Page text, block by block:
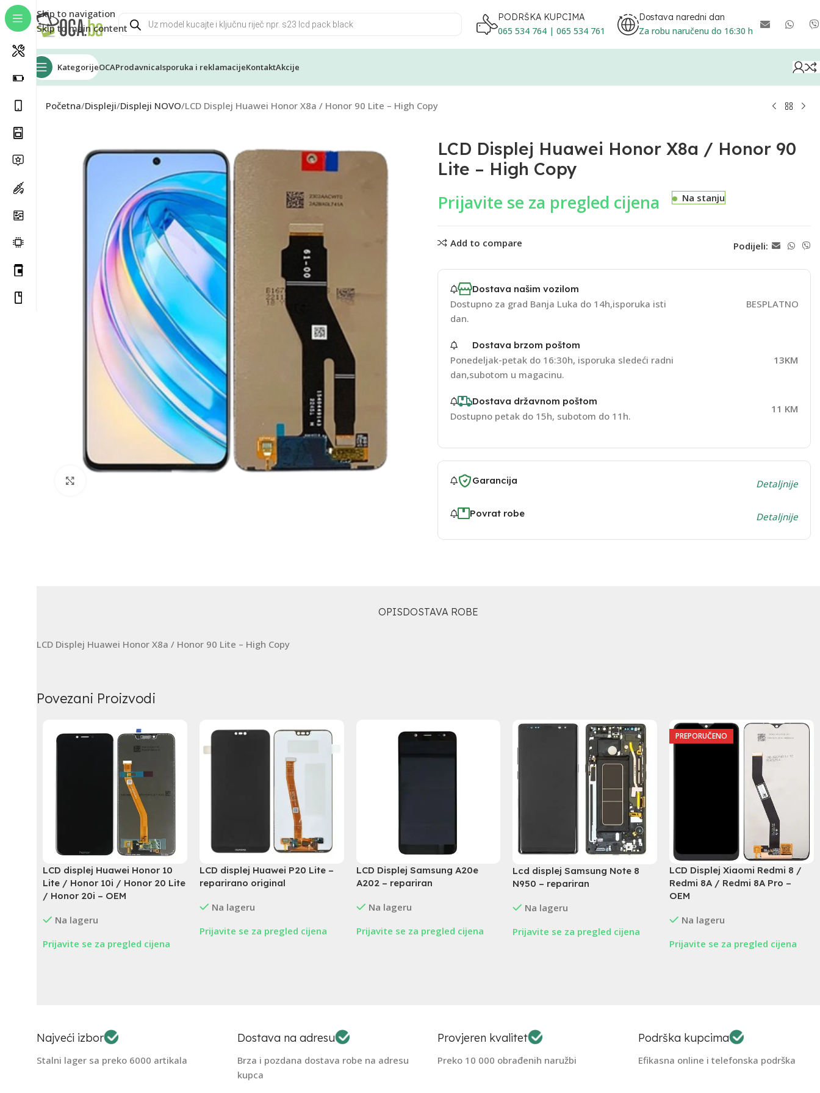
Skip to navigation
Skip to main content
PODRŠKA KUPCIMA
065 534 764 | 065 534 761
Dostava naredni dan
Za robu naručenu do 16:30 h
KategorijeOCAProdavnicaIsporuka i reklamacijeKontaktAkcije
Početna Displeji Displeji NOVO LCD Displej Huawei Honor X8a / Honor 90 Lite – High Copy
LCD Displej Huawei Honor X8a / Honor 90
Lite – High Copy
Prijavite se za pregled cijena Na stanju
Add to compare Podijeli:
Dostava našim vozilom
Dostupno za grad Banja Luka do 14h,isporuka isti
dan.
BESPLATNO
Dostava brzom poštom
Ponedeljak-petak do 16:30h, isporuka sledeći radni
dan,subotom u magacinu.
13KM
Dostava državnom poštom
Dostupno petak do 15h, subotom do 11h.
11 KM
Garancija Detaljnije
Povrat robe Detaljnije
OPISDOSTAVA ROBE
LCD Displej Huawei Honor X8a / Honor 90 Lite – High Copy
Povezani Proizvodi
LCD displej Huawei Honor 10
Lite / Honor 10i / Honor 20 Lite
/ Honor 20i – OEM
Na lageru
Prijavite se za pregled cijena
LCD displej Huawei P20 Lite –
reparirano original
Na lageru
Prijavite se za pregled cijena
LCD Displej Samsung A20e
A202 – repariran
Na lageru
Prijavite se za pregled cijena
Lcd displej Samsung Note 8
N950 – repariran
Na lageru
Prijavite se za pregled cijena
PREPORUČENO
LCD Displej Xiaomi Redmi 8 /
Redmi 8A / Redmi 8A Pro –
OEM
Na lageru
Prijavite se za pregled cijena
Najveći izbor
Stalni lager sa preko 6000 artikala
Dostava na adresu
Brza i pozdana dostava robe na adresu
kupca
Provjeren kvalitet
Preko 10 000 obrađenih naružbi
Podrška kupcima
Efikasna online i telefonska podrška